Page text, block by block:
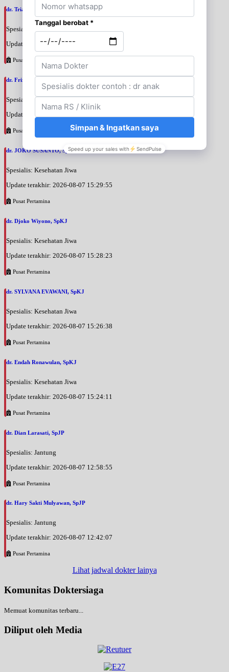
dr. Triani Ismelia Firdayanti, SpOG
Spesialis: Kebidanan & Kandungan
Update terakhir: 2026-08-07 15:48:40
Pusat Pertamina
dr. Frizar Irmansyah, SpOGKFR
Spesialis: Kebidanan & Kandungan
Update terakhir: 2026-08-07 15:46:21
Pusat Pertamina
dr. JOKO SUSANTO, SpKJ
Spesialis: Kesehatan Jiwa
Update terakhir: 2026-08-07 15:29:55
Pusat Pertamina
dr. Djoko Wiyono, SpKJ
Spesialis: Kesehatan Jiwa
Update terakhir: 2026-08-07 15:28:23
Pusat Pertamina
dr. SYLVANA EVAWANI, SpKJ
Spesialis: Kesehatan Jiwa
Update terakhir: 2026-08-07 15:26:38
Pusat Pertamina
dr. Endah Ronawulan, SpKJ
Spesialis: Kesehatan Jiwa
Update terakhir: 2026-08-07 15:24:11
Pusat Pertamina
dr. Dian Larasati, SpJP
Spesialis: Jantung
Update terakhir: 2026-08-07 12:58:55
Pusat Pertamina
dr. Hary Sakti Mulyawan, SpJP
Spesialis: Jantung
Update terakhir: 2026-08-07 12:42:07
Pusat Pertamina
Lihat jadwal dokter lainya
Komunitas Doktersiaga
Memuat komunitas terbaru...
Diliput oleh Media